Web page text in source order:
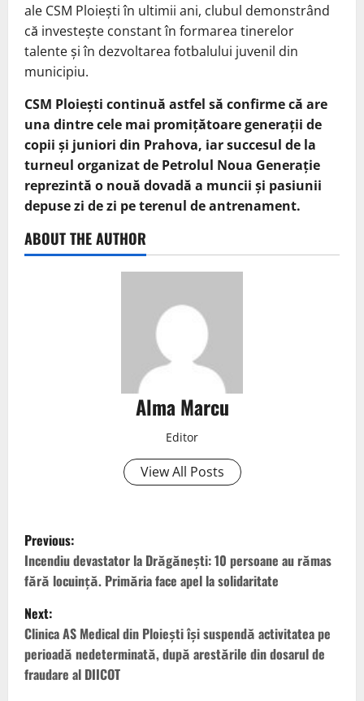
ale CSM Ploiești în ultimii ani, clubul demonstrând
că investește constant în formarea tinerelor
talente și în dezvoltarea fotbalului juvenil din
municipiu.
CSM Ploiești continuă astfel să confirme că are
una dintre cele mai promițătoare generații de
copii și juniori din Prahova, iar succesul de la
turneul organizat de Petrolul Noua Generație
reprezintă o nouă dovadă a muncii și pasiunii
depuse zi de zi pe terenul de antrenament.
ABOUT THE AUTHOR
Alma Marcu
Editor
View All Posts
Previous:
Incendiu devastator la Drăgănești: 10 persoane au rămas
fără locuință. Primăria face apel la solidaritate
Next:
Clinica AS Medical din Ploiești își suspendă activitatea pe
perioadă nedeterminată, după arestările din dosarul de
fraudare al DIICOT